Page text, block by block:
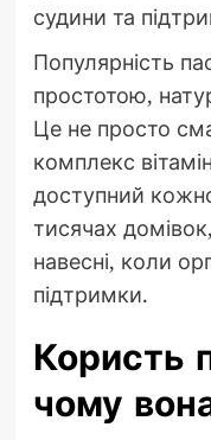
судини та
Популярність
простотою,
Це не просто
комплекс
доступний
тисячах
навесні, коли
підтримки.
Користь
чому